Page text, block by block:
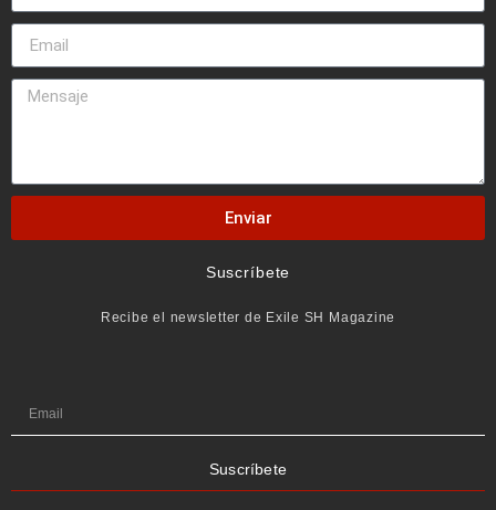
Enviar
Suscríbete
Recibe el newsletter de Exile SH Magazine
Suscríbete